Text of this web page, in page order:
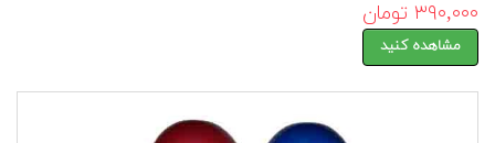
۳۹۰,۰۰۰ تومان
مشاهده کنید